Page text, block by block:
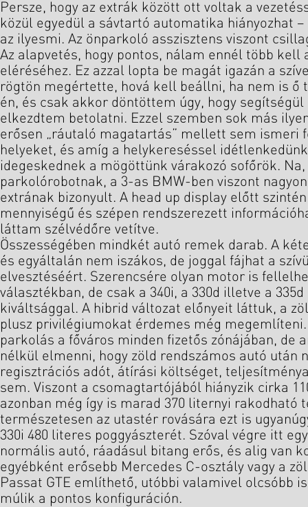
Persze, hogy az extrák között ott voltak a
közül egyedül a sávtartó automatika hiányozhat
az ilyesmi. Az önparkoló asszisztens viszont
Az alapvetés, hogy pontos, nálam ennél több kell
eléréséhez. Ez azzal lopta be magát igazán a
rögtön megértette, hová kell beállni, ha nem is ő
én, és csak akkor döntöttem úgy, hogy
elkezdtem betolatni. Ezzel szemben sok más
erősen „ráutaló magatartás” mellett sem ismeri
helyeket, és amíg a helykereséssel
idegeskednek a mögöttünk várakozó sofőrök.
parkolórobotnak, a 3-as BMW-ben viszont
extrának bizonyult. A head up display előtt
mennyiségű és szépen rendszerezett
láttam szélvédőre vetítve.
Összességében mindkét autó remek darab. A
és egyáltalán nem iszákos, de joggal fájhat a
elvesztéséért. Szerencsére olyan motor is
választékban, de csak a 340i, a 330d illetve a
kiváltsággal. A hibrid változat előnyeit láttuk, a
plusz privilégiumokat érdemes még megemlíteni.
parkolás a főváros minden fizetős zónájában, de
nélkül elmenni, hogy zöld rendszámos autó után
regisztrációs adót, átírási költséget,
sem. Viszont a csomagtartójából hiányzik cirka
azonban még így is marad 370 liternyi rakodható
természetesen az utastér rovására ezt is
330i 480 literes poggyászterét. Szóval végre itt
normális autó, ráadásul bitang erős, és alig van
egyébként erősebb Mercedes C-osztály vagy a
Passat GTE említhető, utóbbi valamivel olcsóbb
múlik a pontos konfiguráción.